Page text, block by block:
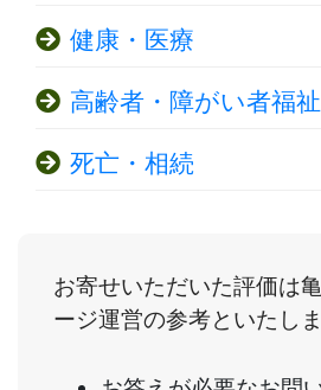
健康・医療
高齢者・障がい者福祉
死亡・相続